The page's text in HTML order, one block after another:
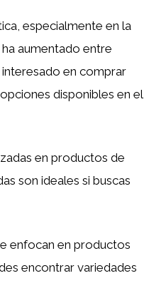
especialmente en la
ha aumentado entre
interesado en comprar
disponibles en el
en productos de
son ideales si buscas
enfocan en productos
encontrar variedades